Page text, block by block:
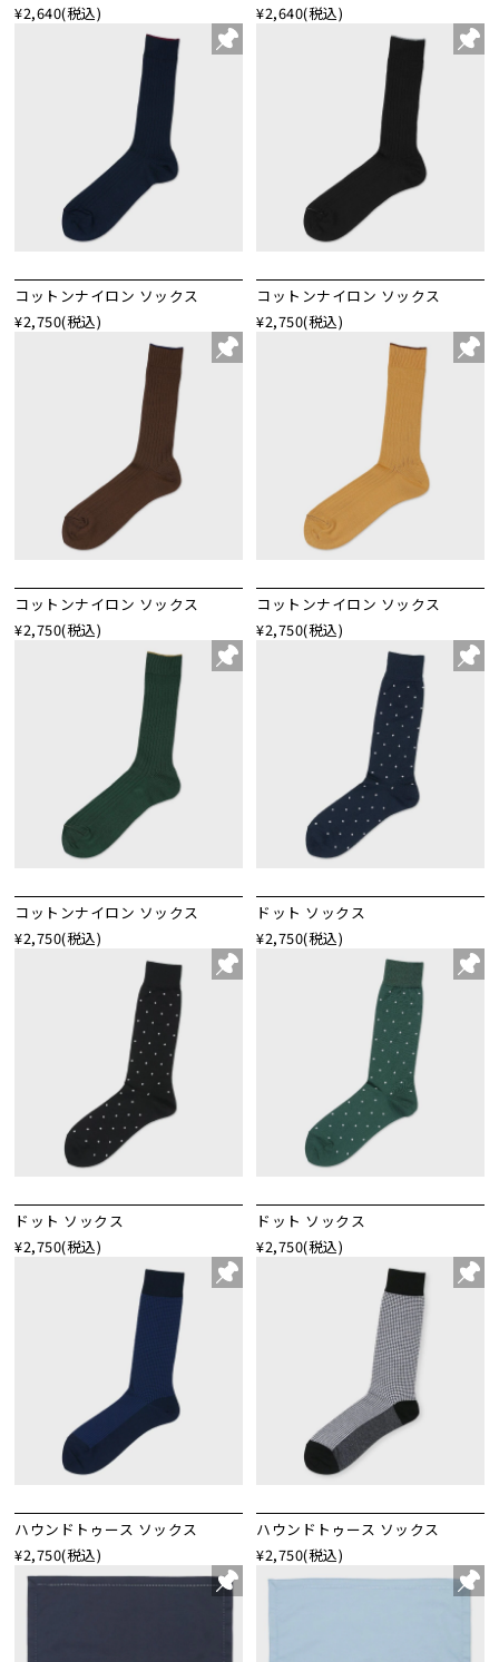
¥2,640(税込)
¥2,640(税込)
コットンナイロン ソックス
¥2,750(税込)
コットンナイロン ソックス
¥2,750(税込)
コットンナイロン ソックス
¥2,750(税込)
コットンナイロン ソックス
¥2,750(税込)
コットンナイロン ソックス
¥2,750(税込)
ドット ソックス
¥2,750(税込)
ドット ソックス
¥2,750(税込)
ドット ソックス
¥2,750(税込)
ハウンドトゥース ソックス
¥2,750(税込)
ハウンドトゥース ソックス
¥2,750(税込)